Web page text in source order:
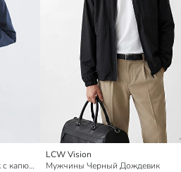
Стандартный мужской дождевик с капюшоном
LCW Vision
Мужчины Черный Дождевик